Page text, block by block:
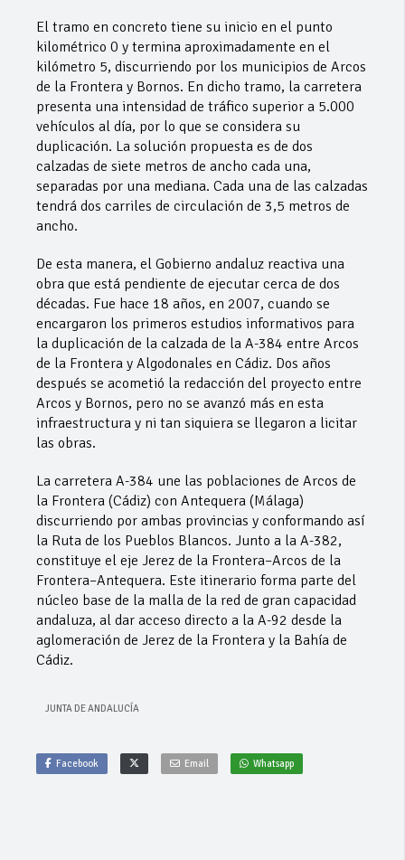
El tramo en concreto tiene su inicio en el punto
kilométrico 0 y termina aproximadamente en el
kilómetro 5, discurriendo por los municipios de Arcos
de la Frontera y Bornos. En dicho tramo, la carretera
presenta una intensidad de tráfico superior a 5.000
vehículos al día, por lo que se considera su
duplicación. La solución propuesta es de dos
calzadas de siete metros de ancho cada una,
separadas por una mediana. Cada una de las calzadas
tendrá dos carriles de circulación de 3,5 metros de
ancho.
De esta manera, el Gobierno andaluz reactiva una
obra que está pendiente de ejecutar cerca de dos
décadas. Fue hace 18 años, en 2007, cuando se
encargaron los primeros estudios informativos para
la duplicación de la calzada de la A-384 entre Arcos
de la Frontera y Algodonales en Cádiz. Dos años
después se acometió la redacción del proyecto entre
Arcos y Bornos, pero no se avanzó más en esta
infraestructura y ni tan siquiera se llegaron a licitar
las obras.
La carretera A-384 une las poblaciones de Arcos de
la Frontera (Cádiz) con Antequera (Málaga)
discurriendo por ambas provincias y conformando así
la Ruta de los Pueblos Blancos. Junto a la A-382,
constituye el eje Jerez de la Frontera–Arcos de la
Frontera–Antequera. Este itinerario forma parte del
núcleo base de la malla de la red de gran capacidad
andaluza, al dar acceso directo a la A-92 desde la
aglomeración de Jerez de la Frontera y la Bahía de
Cádiz.
JUNTA DE ANDALUCÍA
Facebook Email Whatsapp